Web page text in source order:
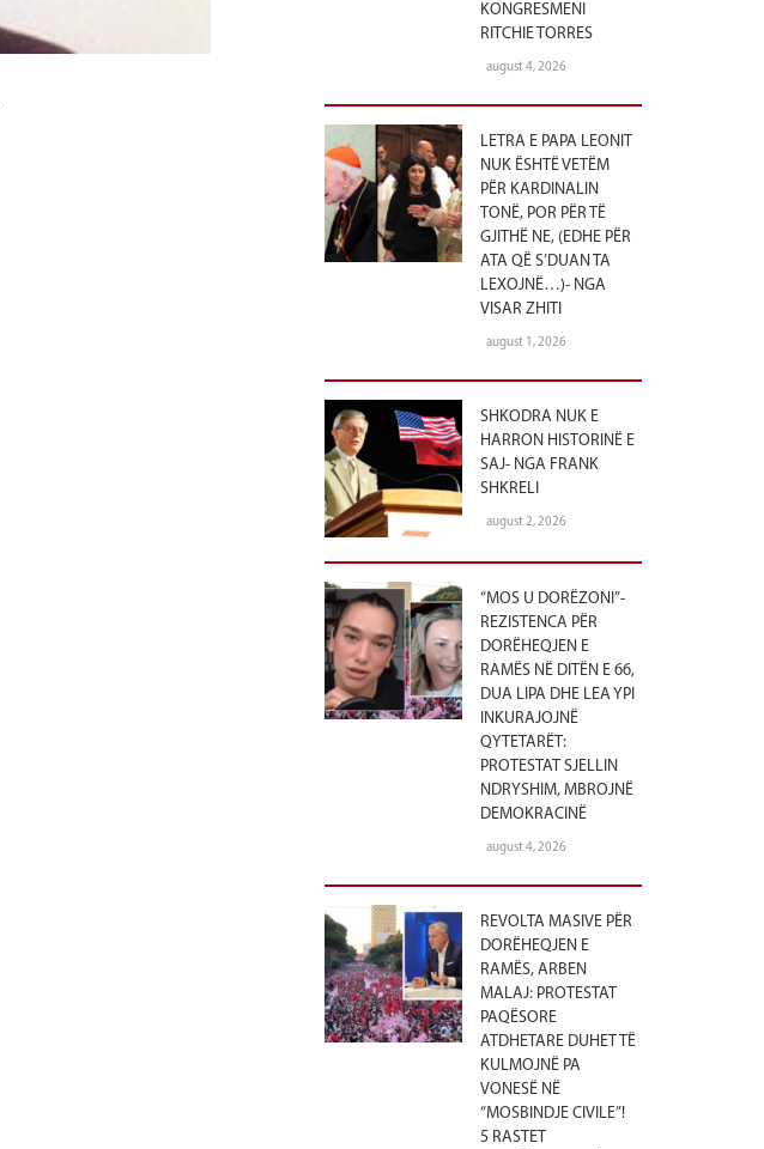
KONGRESMENI
RITCHIE TORRES
august 4, 2026
LETRA E PAPA LEONIT
NUK ËSHTË VETËM
PËR KARDINALIN
TONË, POR PËR TË
GJITHË NE, (EDHE PËR
ATA QË S’DUAN TA
LEXOJNË…)- NGA
VISAR ZHITI
august 1, 2026
SHKODRA NUK E
HARRON HISTORINË E
SAJ- NGA FRANK
SHKRELI
august 2, 2026
“MOS U DORËZONI”-
REZISTENCA PËR
DORËHEQJEN E
RAMËS NË DITËN E 66,
DUA LIPA DHE LEA YPI
INKURAJOJNË
QYTETARËT:
PROTESTAT SJELLIN
NDRYSHIM, MBROJNË
DEMOKRACINË
august 4, 2026
REVOLTA MASIVE PËR
DORËHEQJEN E
RAMËS, ARBEN
MALAJ: PROTESTAT
PAQËSORE
ATDHETARE DUHET TË
KULMOJNË PA
VONESË NË
“MOSBINDJE CIVILE”!
5 RASTET